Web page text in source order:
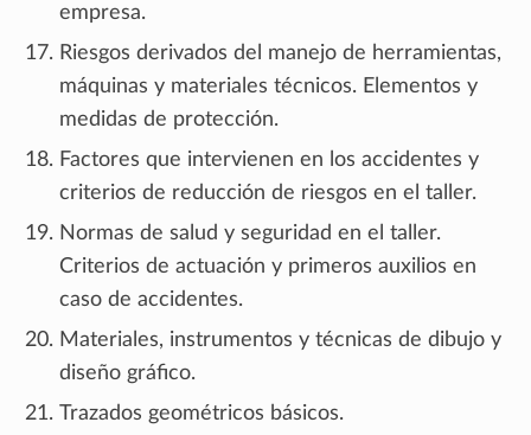
empresa.
Riesgos derivados del manejo de herramientas,
máquinas y materiales técnicos. Elementos y
medidas de protección.
Factores que intervienen en los accidentes y
criterios de reducción de riesgos en el taller.
Normas de salud y seguridad en el taller.
Criterios de actuación y primeros auxilios en
caso de accidentes.
Materiales, instrumentos y técnicas de dibujo y
diseño gráfico.
Trazados geométricos básicos.